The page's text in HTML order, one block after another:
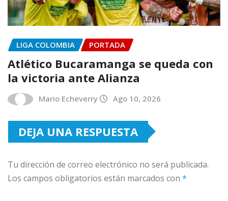
LIGA COLOMBIA PORTADA
Atlético Bucaramanga se queda con
la victoria ante Alianza
Mario Echeverry Ago 10, 2026
DEJA UNA RESPUESTA
Tu dirección de correo electrónico no será publicada.
Los campos obligatorios están marcados con *